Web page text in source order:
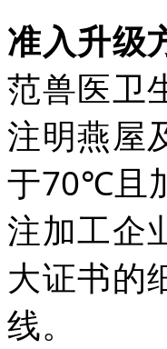
准入升级
范兽医卫
注明燕屋
于70℃且
注加工企
大证书的
线。